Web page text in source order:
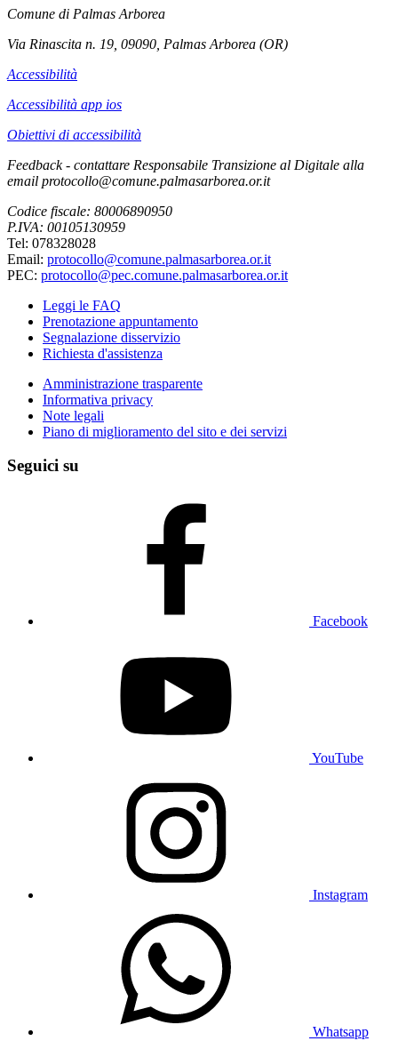
Comune di Palmas Arborea
Via Rinascita n. 19, 09090, Palmas Arborea (OR)
Accessibilità
Accessibilità app ios
Obiettivi di accessibilità
Feedback - contattare Responsabile Transizione al Digitale alla
email protocollo@comune.palmasarborea.or.it
Codice fiscale: 80006890950
P.IVA: 00105130959
Tel: 078328028
Email: protocollo@comune.palmasarborea.or.it
PEC: protocollo@pec.comune.palmasarborea.or.it
Leggi le FAQ
Prenotazione appuntamento
Segnalazione disservizio
Richiesta d'assistenza
Amministrazione trasparente
Informativa privacy
Note legali
Piano di miglioramento del sito e dei servizi
Seguici su
Facebook
YouTube
Instagram
Whatsapp